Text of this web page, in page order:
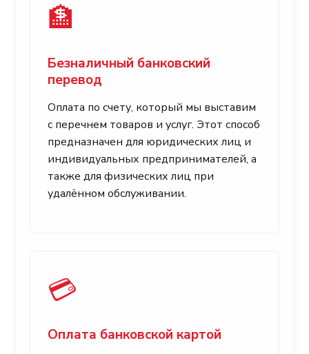
🏦
Безналичный банковский
перевод
Оплата по счету, который мы выставим
с перечнем товаров и услуг. Этот способ
предназначен для юридических лиц и
индивидуальных предпринимателей, а
также для физических лиц при
удалённом обслуживании.
💳
Оплата банковской картой